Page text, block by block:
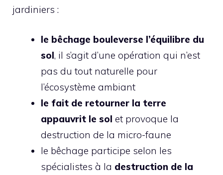
jardiniers :
le bêchage bouleverse l’équilibre du
sol, il s’agit d’une opération qui n’est
pas du tout naturelle pour
l’écosystème ambiant
le fait de retourner la terre
appauvrit le sol et provoque la
destruction de la micro-faune
le bêchage participe selon les
spécialistes à la destruction de la